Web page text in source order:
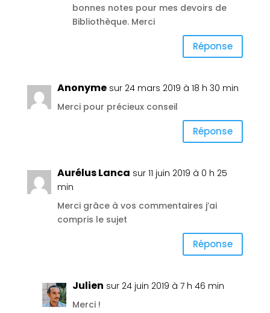
bonnes notes pour mes devoirs de
Bibliothèque. Merci
Réponse
Anonyme sur 24 mars 2019 à 18 h 30 min
Merci pour précieux conseil
Réponse
Aurélus Lanca sur 11 juin 2019 à 0 h 25
min
Merci grâce à vos commentaires j’ai
compris le sujet
Réponse
Julien sur 24 juin 2019 à 7 h 46 min
Merci !